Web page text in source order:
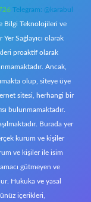
Telegram: @karabul
Bilgi Teknolojileri ve
Sağlayıcı olarak
proaktif olarak
Ancak,
olup, siteye üye
sitesi, herhangi bir
bulunmamaktadır.
Burada yer
kurum ve kişiler
ve kişiler ile isim
gütmeyen ve
Hukuka ve yasal
içerikleri,